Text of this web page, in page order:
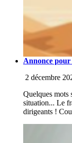
Annonce
2 décembre
Quelques mots
situation... Le
dirigeants !